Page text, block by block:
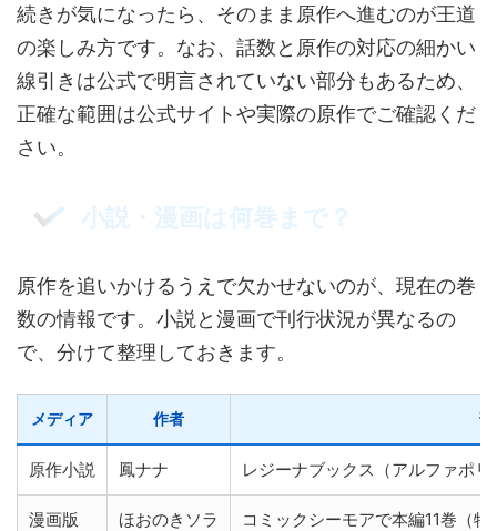
続きが気になったら、そのまま原作へ進むのが王道
の楽しみ方です。なお、話数と原作の対応の細かい
線引きは公式で明言されていない部分もあるため、
正確な範囲は公式サイトや実際の原作でご確認くだ
さい。
小説・漫画は何巻まで？
原作を追いかけるうえで欠かせないのが、現在の巻
数の情報です。小説と漫画で刊行状況が異なるの
で、分けて整理しておきます。
メディア 作者
原作小説 鳳ナナ レジーナブックス（アルファポ
漫画版 ほおのきソラ コミックシーモアで本編11巻（